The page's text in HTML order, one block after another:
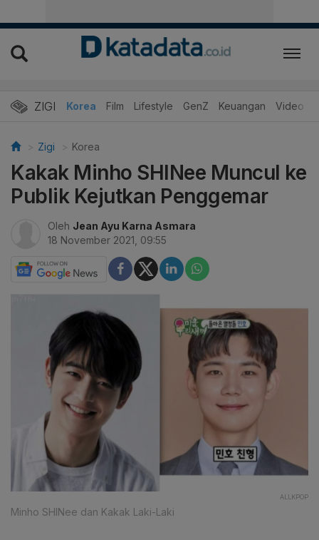
ZIGI
Hits Korea Film Lifestyle GenZ Keuangan Video
Zigi Korea
Kakak Minho SHINee Muncul ke
Publik Kejutkan Penggemar
Oleh Jean Ayu Karna Asmara
18 November 2021, 09:55
ALLKPOP
Minho SHINee dan Kakak Laki-Laki